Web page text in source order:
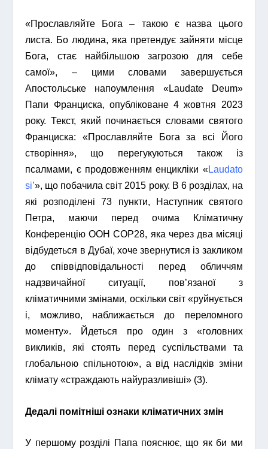
«Прославляйте Бога – такою є назва цього
листа. Бо людина, яка претендує зайняти місце
Бога, стає найбільшою загрозою для себе
самої», – цими словами завершується
Апостольське напоумлення «Laudate Deum»
Папи Франциска, опубліковане 4 жовтня 2023
року. Текст, який починається словами святого
Франциска: «Прославляйте Бога за всі Його
створіння», що перегукуються також із
псалмами, є продовженням енцикліки «Laudato
si’», що побачила світ 2015 року. В 6 розділах, на
які розподілені 73 пункти, Наступник святого
Петра, маючи перед очима Кліматичну
Конференцію ООН COP28, яка через два місяці
відбудеться в Дубаї, хоче звернутися із закликом
до співвідповідальності перед обличчям
надзвичайної ситуації, пов’язаної з
кліматичними змінами, оскільки світ «руйнується
і, можливо, наближається до переломного
моменту». Йдеться про один з «головних
викликів, які стоять перед суспільствами та
глобальною спільнотою», а від наслідків зміни
клімату «страждають найуразливіші» (3).
Дедалі помітніші ознаки кліматичних змін
У першому розділі Папа пояснює, що як би ми